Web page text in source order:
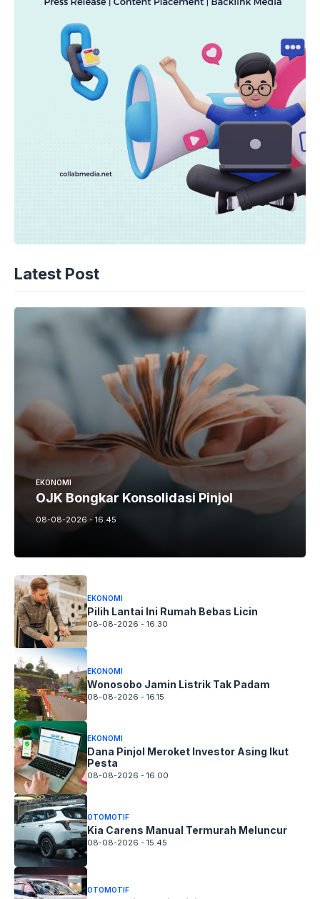
Latest Post
EKONOMI
OJK Bongkar Konsolidasi Pinjol
08-08-2026 - 16.45
EKONOMI
Pilih Lantai Ini Rumah Bebas Licin
08-08-2026 - 16.30
EKONOMI
Wonosobo Jamin Listrik Tak Padam
08-08-2026 - 16.15
EKONOMI
Dana Pinjol Meroket Investor Asing Ikut
Pesta
08-08-2026 - 16.00
OTOMOTIF
Kia Carens Manual Termurah Meluncur
08-08-2026 - 15.45
OTOMOTIF